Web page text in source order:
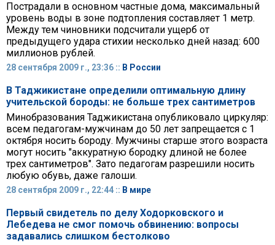
Пострадали в основном частные дома, максимальный
уровень воды в зоне подтопления составляет 1 метр.
Между тем чиновники подсчитали ущерб от
предыдущего удара стихии несколько дней назад: 600
миллионов рублей.
28 сентября 2009 г., 23:36 :: В России
В Таджикистане определили оптимальную длину
учительской бороды: не больше трех сантиметров
Минобразования Таджикистана опубликовало циркуляр:
всем педагогам-мужчинам до 50 лет запрещается с 1
октября носить бороду. Мужчины старше этого возраста
могут носить "аккуратную бородку длиной не более
трех сантиметров". Зато педагогам разрешили носить
любую обувь, даже галоши.
28 сентября 2009 г., 22:44 :: В мире
Первый свидетель по делу Ходорковского и
Лебедева не смог помочь обвинению: вопросы
задавались слишком бестолково